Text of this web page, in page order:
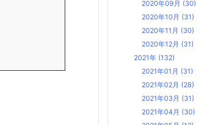
2020年09月 (30)
2020年10月 (31)
2020年11月 (30)
2020年12月 (31)
2021年 (132)
2021年01月 (31)
2021年02月 (28)
2021年03月 (31)
2021年04月 (30)